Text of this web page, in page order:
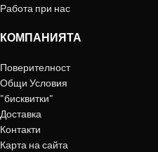
Работа при нас
КОМПАНИЯТА
Поверителност
Общи Условия
"бисквитки"
Доставка
Контакти
Карта на сайта